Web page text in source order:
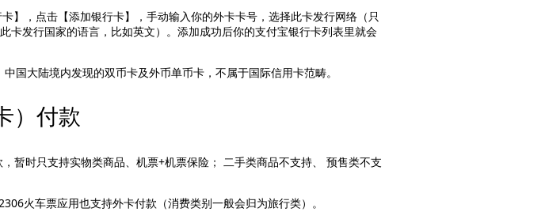
】，点击【添加银行卡】，手动输入你的外卡卡号，选择此卡发行网络（只
发行国家的语言，比如英文）。添加成功后你的支付宝银行卡列表里就会
国大陆境内发现的双币卡及外币单币卡，不属于国际信用卡范畴。
）付款
暂时只支持实物类商品、机票+机票保险； 二手类商品不支持、 预售类不支
火车票应用也支持外卡付款（消费类别一般会归为旅行类）。